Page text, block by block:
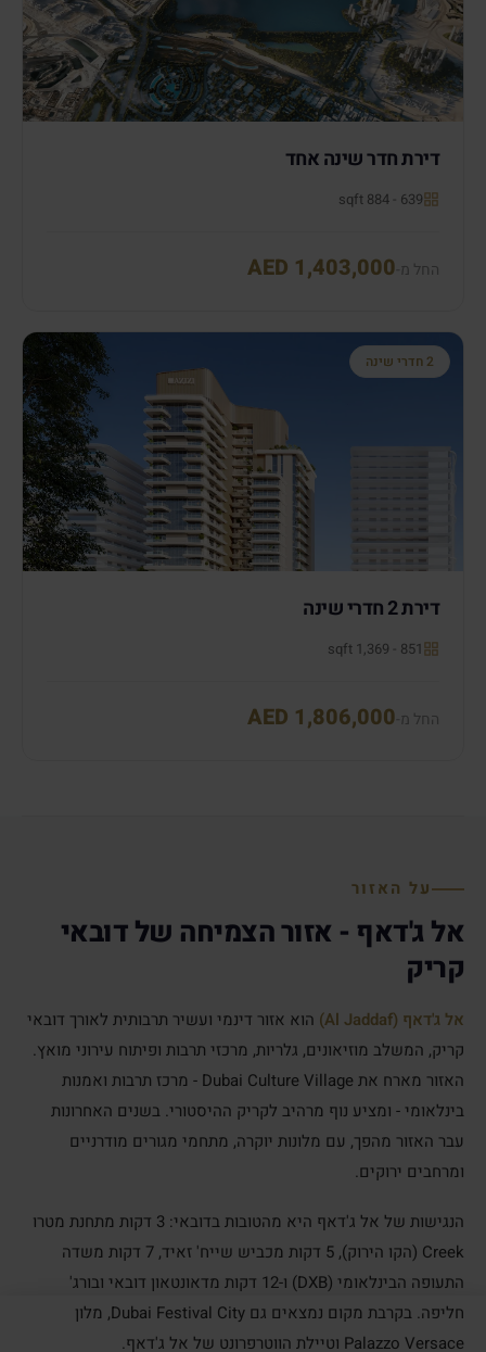
דירת חדר שינה אחד
639 - 884 sqft
החל מ- AED 1,403,000
2 חדרי שינה
דירת 2 חדרי שינה
851 - 1,369 sqft
החל מ- AED 1,806,000
על האזור
אל ג'דאף - אזור הצמיחה של דובאי
קריק
אל ג'דאף (Al Jaddaf)
הוא אזור דינמי ועשיר תרבותית לאורך דובאי
קריק, המשלב מוזיאונים, גלריות, מרכזי תרבות ופיתוח עירוני מואץ.
האזור מארח את Dubai Culture Village - מרכז תרבות ואמנות
בינלאומי - ומציע נוף מרהיב לקריק ההיסטורי. בשנים האחרונות
עבר האזור מהפך, עם מלונות יוקרה, מתחמי מגורים מודרניים
ומרחבים ירוקים.
הנגישות של אל ג'דאף היא מהטובות בדובאי: 3 דקות מתחנת מטרו
Creek (הקו הירוק), 5 דקות מכביש שייח' זאיד, 7 דקות משדה
התעופה הבינלאומי (DXB) ו-12 דקות מדאונטאון דובאי ובורג'
חליפה. בקרבת מקום נמצאים גם Dubai Festival City, מלון
Palazzo Versace וטיילת הווטרפרונט של אל ג'דאף.